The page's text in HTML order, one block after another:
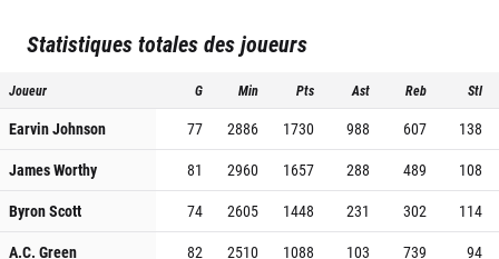
Statistiques totales des joueurs
Joueur G Min Pts Ast Reb Stl
Earvin Johnson 77 2886 1730 988 607
138
James Worthy
81 2960 1657 288 489
108
Byron Scott
74 2605 1448 231 302
114
A.C. Green
82 2510 1088 103 739
94